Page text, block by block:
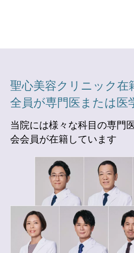
聖心美容クリニック在
全員が専門医または医
当院には様々な科目の専門
会会員が在籍しています